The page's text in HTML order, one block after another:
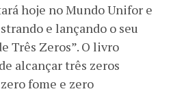
hoje no Mundo Unifor e
e lançando o seu
Três Zeros”. O livro
alcançar três zeros
fome e zero